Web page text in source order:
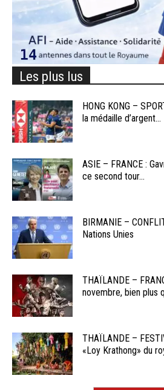
Les plus lus
HONG KONG –
la médaille d’argent...
ASIE – FRANCE :
ce second tour...
BIRMANIE –
Nations Unies
THAÏLANDE –
novembre, bien plus
THAÏLANDE –
«Loy Krathong» du